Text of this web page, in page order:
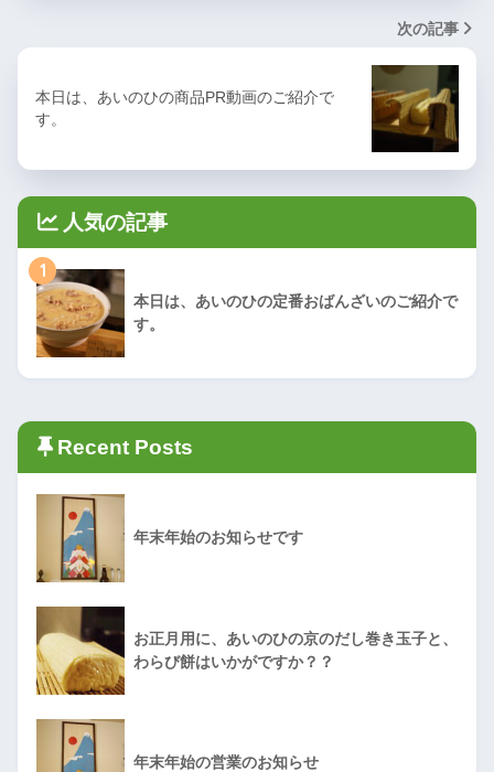
次の記事
本日は、あいのひの商品PR動画のご紹介で
す。
人気の記事
1
本日は、あいのひの定番おばんざいのご紹介で
す。
Recent Posts
年末年始のお知らせです
お正月用に、あいのひの京のだし巻き玉子と、
わらび餅はいかがですか？？
年末年始の営業のお知らせ